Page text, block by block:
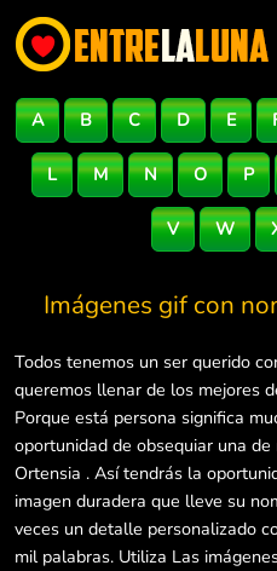
A B C D E
L M N O P
V W
Imágenes gif con
Todos tenemos un ser querido
queremos llenar de los mejores
Porque está persona significa
oportunidad de obsequiar una
Ortensia . Así tendrás la
imagen duradera que lleve su
veces un detalle personalizado
mil palabras. Utiliza Las